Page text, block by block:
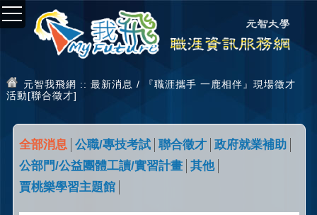
元智我飛網 :: 最新消息 / 『職涯攜手 一鹿相伴』現場徵才
活動[聯合徵才]
全部消息 公職/專技考試 聯合徵才 政府就業補助
公部門/公益團體工讀/實習計畫 其他
賈桃樂學習主題館